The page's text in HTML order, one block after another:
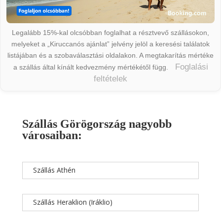
Legalább 15%-kal olcsóbban foglalhat a résztvevő szállásokon,
melyeket a „Kiruccanós ajánlat” jelvény jelöl a keresési találatok
listájában és a szobaválasztási oldalakon. A megtakarítás mértéke
a szállás által kínált kedvezmény mértékétől függ.
Foglalási
feltételek
Szállás Görögország nagyobb
városaiban:
Szállás Athén
Szállás Heraklion (Iráklio)